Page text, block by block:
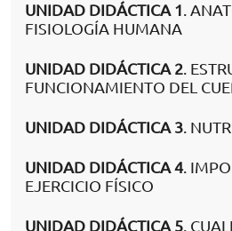
UNIDAD DIDÁCTICA 1.
FISIOLOGÍA HUMANA
UNIDAD DIDÁCTICA 2.
FUNCIONAMIENTO DEL
UNIDAD DIDÁCTICA 3.
UNIDAD DIDÁCTICA 4.
EJERCICIO FÍSICO
UNIDAD DIDÁCTICA 5.